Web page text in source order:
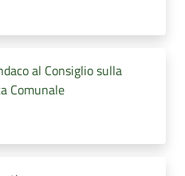
al Consiglio sulla
Comunale